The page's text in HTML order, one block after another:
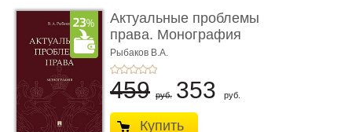
Актуальные проблемы
права. Монография
Рыбаков В.А.
459 руб. 353 руб.
Купить